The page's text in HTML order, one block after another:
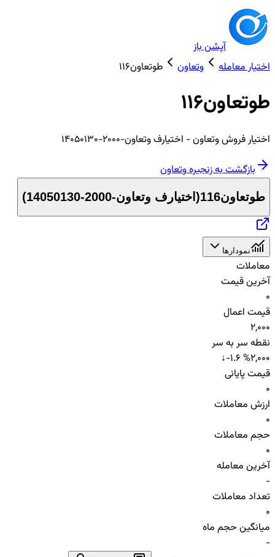
آپشن باز
اختیار معامله
وتعاون طوتعاون116
طوتعاون116
اختیارفروشوتعاون- اختیارف وتعاون-2000-14050130
بازگشت به زنجیرهوتعاون
طوتعاون116 ( اختیارف وتعاون-2000-14050130 )
نمودارها
معاملات
آخرین قیمت
0
قیمت اعمال
2,000
نقطه سر به سر
2,000
↓-1.6 %
قیمت پایانی
0
ارزش معاملات
0
حجم معاملات
0
آخرین معامله
-
تعداد معاملات
0
میانگین حجم ماه
-